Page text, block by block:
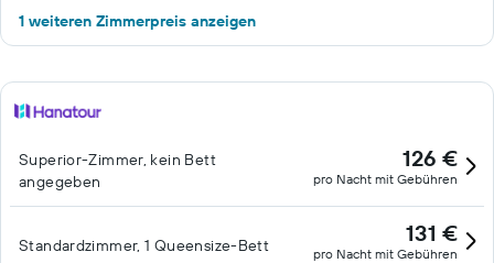
1 weiteren Zimmerpreis anzeigen
Superior-Zimmer, kein Bett
angegeben
126 €
pro Nacht mit Gebühren
Standardzimmer, 1 Queensize-Bett 131 €
pro Nacht mit Gebühren